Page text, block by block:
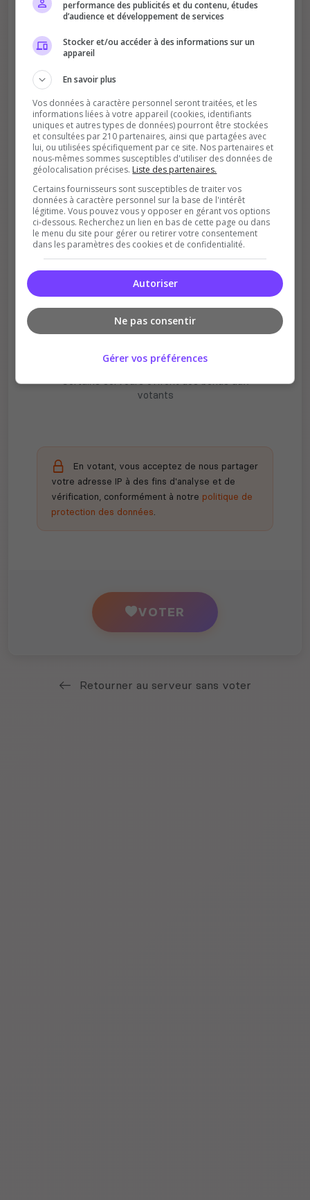
Améliore le classement
classement
Soutient la communauté
Plus de visibilité = plus de joueurs
Récompenses possibles
Certains serveurs offrent des bonus aux
votants
En votant, vous acceptez de nous partager
votre adresse IP à des fins d'analyse et de
vérification, conformément à notre politique de
protection des données.
VOTER
Retourner au serveur sans voter
performance des publicités et du contenu, études
d’audience et développement de services
Stocker et/ou accéder à des informations sur un
appareil
En savoir plus
Vos données à caractère personnel seront traitées, et les
informations liées à votre appareil (cookies, identifiants
uniques et autres types de données) pourront être stockées
et consultées par 210 partenaires, ainsi que partagées avec
lui, ou utilisées spécifiquement par ce site. Nos partenaires et
nous-mêmes sommes susceptibles d'utiliser des données de
géolocalisation précises. Liste des partenaires.
Certains fournisseurs sont susceptibles de traiter vos
données à caractère personnel sur la base de l'intérêt
légitime. Vous pouvez vous y opposer en gérant vos options
ci-dessous. Recherchez un lien en bas de cette page ou dans
le menu du site pour gérer ou retirer votre consentement
dans les paramètres des cookies et de confidentialité.
Autoriser
Ne pas consentir
Gérer vos préférences